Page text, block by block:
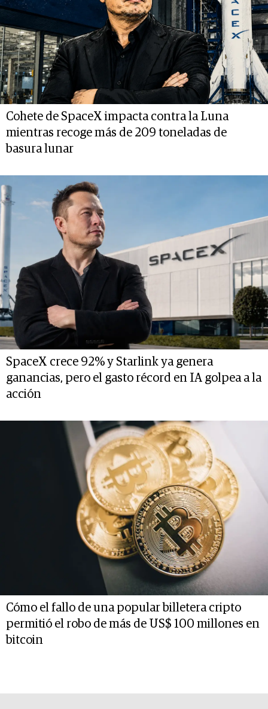
Cohete de SpaceX impacta contra la Luna
mientras recoge más de 209 toneladas de
basura lunar
SpaceX crece 92% y Starlink ya genera
ganancias, pero el gasto récord en IA golpea a la
acción
Cómo el fallo de una popular billetera cripto
permitió el robo de más de US$ 100 millones en
bitcoin